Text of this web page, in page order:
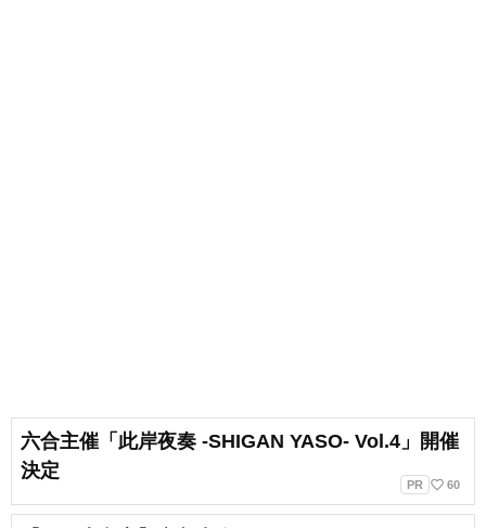
六合主催「此岸夜奏 -SHIGAN YASO- Vol.4」開催
決定
PR favorite_border 60